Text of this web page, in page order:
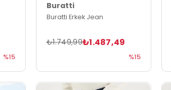
%15
Buratti
Buratti Erkek Jean
₺1.487,49
₺1.749,99
%15